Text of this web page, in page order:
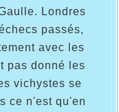
Londres
passés,
avec les
pas donné les
vichystes se
ce n'est qu'en